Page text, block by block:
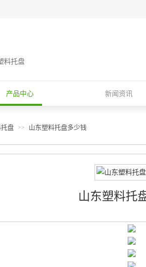
料托盘
产品中心 新闻资讯
盘 >> 山东塑料托盘多少钱
山东塑料托